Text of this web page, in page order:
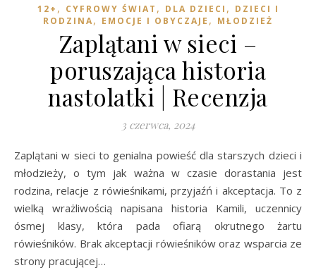
12+ , CYFROWY ŚWIAT , DLA DZIECI , DZIECI I
RODZINA, EMOCJE I OBYCZAJE , MŁODZIEŻ
Zaplątani w sieci –
poruszająca historia
nastolatki | Recenzja
3 czerwca, 2024
Zaplątani w sieci to genialna powieść dla starszych dzieci i
młodzieży, o tym jak ważna w czasie dorastania jest
rodzina, relacje z rówieśnikami, przyjaźń i akceptacja. To z
wielką wrażliwością napisana historia Kamili, uczennicy
ósmej klasy, która pada ofiarą okrutnego żartu
rówieśników. Brak akceptacji rówieśników oraz wsparcia ze
strony pracującej…